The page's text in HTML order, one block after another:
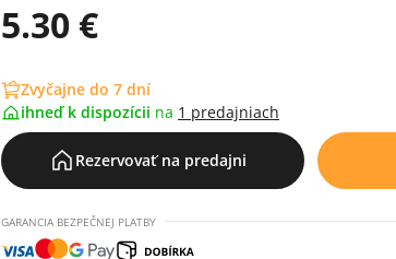
5.30 €
Zvyčajne do 7 dní
ihneď k dispozícii na 1 predajniach
Rezervovať na predajni
GARANCIA BEZPEČNEJ PLATBY